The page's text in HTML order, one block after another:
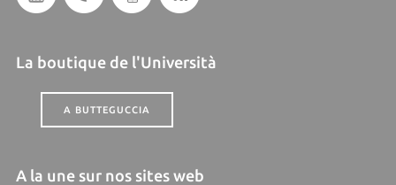
La boutique de l'Università
A BUTTEGUCCIA
A la une sur nos sites web